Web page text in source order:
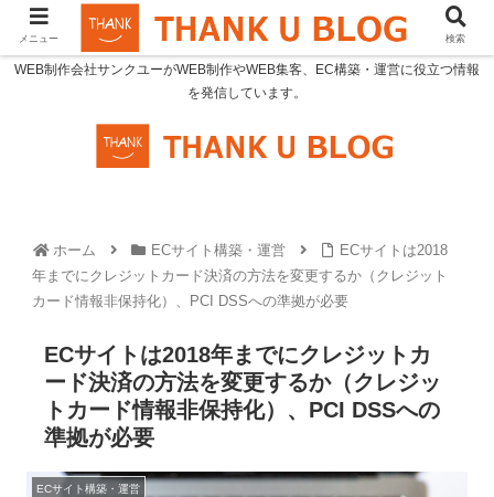
WEB制作会社サンクユーがWEB制作やWEB集客、EC構築・運営に役立つ情報
を発信しています。
ホーム ECサイト構築・運営
ECサイトは2018
年までにクレジットカード決済の方法を変更するか（クレジット
カード情報非保持化）、PCI DSSへの準拠が必要
ECサイトは2018年までにクレジットカ
ード決済の方法を変更するか（クレジッ
トカード情報非保持化）、PCI DSSへの
準拠が必要
ECサイト構築・運営
メニュー 検索